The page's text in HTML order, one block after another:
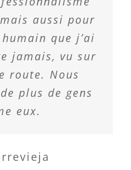
aussi pour
que j’ai
jamais, vu sur
route. Nous
plus de gens
eux.